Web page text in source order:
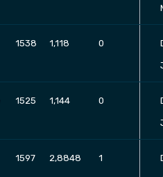
1538 1,118 0
1525 1,144 0
1597 2,8848 1